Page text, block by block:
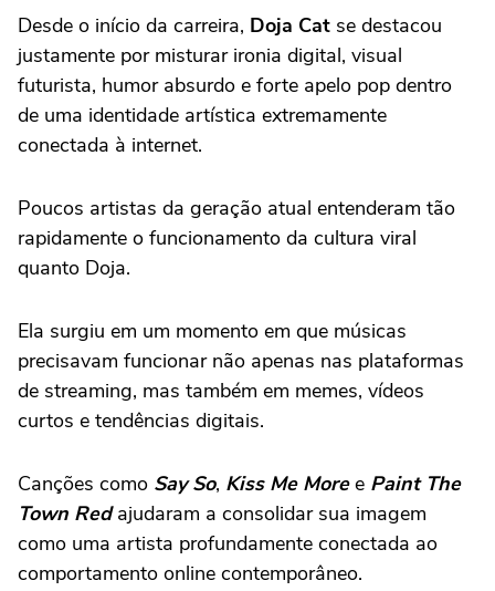
Desde o início da carreira, Doja Cat se destacou
justamente por misturar ironia digital, visual
futurista, humor absurdo e forte apelo pop dentro
de uma identidade artística extremamente
conectada à internet.
Poucos artistas da geração atual entenderam tão
rapidamente o funcionamento da cultura viral
quanto Doja.
Ela surgiu em um momento em que músicas
precisavam funcionar não apenas nas plataformas
de streaming, mas também em memes, vídeos
curtos e tendências digitais.
Canções como Say So, Kiss Me Moree Paint The
Town Redajudaram a consolidar sua imagem
como uma artista profundamente conectada ao
comportamento online contemporâneo.